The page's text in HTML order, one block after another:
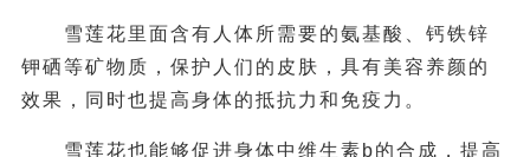
雪莲花里面含有人体所需要的氨基酸、钙铁锌
钾硒等矿物质，保护人们的皮肤，具有美容养颜的
效果，同时也提高身体的抵抗力和免疫力。
雪莲花也能够促进身体中维生素b的合成，提高